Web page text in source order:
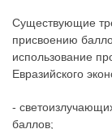
Существующие
присвоению
использование
Евразийского
-
баллов;